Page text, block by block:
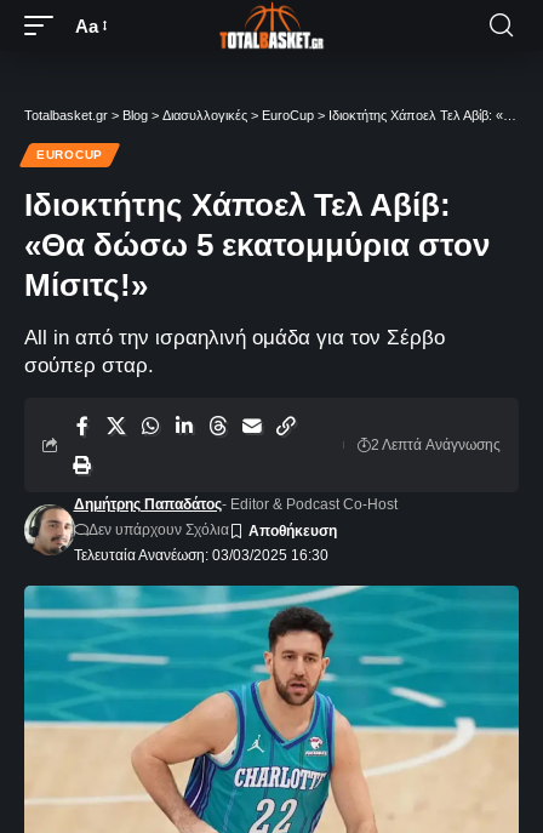
Aa
Totalbasket.gr > Blog > Διασυλλογικές > EuroCup > Ιδιοκτήτης Χάποελ Τελ Αβίβ: «Θα δώσω 5 εκατομμύρια στον Μίσιτς!»
EUROCUP
Ιδιοκτήτης Χάποελ Τελ Αβίβ:
«Θα δώσω 5 εκατομμύρια στον
Μίσιτς!»
All in από την ισραηλινή ομάδα για τον Σέρβο
σούπερ σταρ.
Τελευταία Ανανέωση: 03/03/2025 16:30
Δημήτρης Παπαδάτος- Editor & Podcast Co-Host
Δεν υπάρχουν Σχόλια
2 Λεπτά Aνάγνωσης